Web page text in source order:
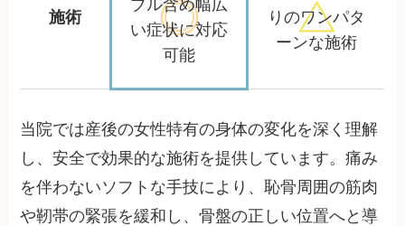
施術
ブル含め幅広
い症状に対応
可能
りのワンパタ
ーンな施術
当院では産後の女性特有の身体の変化を深く理解
し、安全で効果的な施術を提供しています。痛み
を伴わないソフトな手技により、恥骨周囲の筋肉
や靭帯の緊張を緩和し、骨盤の正しい位置へと導